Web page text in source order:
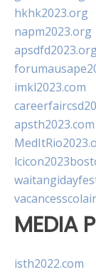
hkhk2023.org
napm2023.org
imkl2023.com
apsth2023.com
MEDIA
isth2022.com